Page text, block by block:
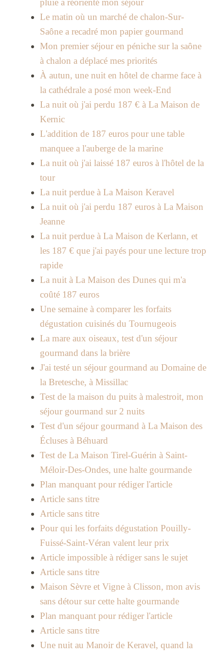
pluie a réorienté mon séjour
Le matin où un marché de chalon-Sur-
Saône a recadré mon papier gourmand
Mon premier séjour en péniche sur la saône
à chalon a déplacé mes priorités
À autun, une nuit en hôtel de charme face à
la cathédrale a posé mon week-End
La nuit où j'ai perdu 187 € à La Maison de
Kernic
L'addition de 187 euros pour une table
manquee a l'auberge de la marine
La nuit où j'ai laissé 187 euros à l'hôtel de la
tour
La nuit perdue à La Maison Keravel
La nuit où j'ai perdu 187 euros à La Maison
Jeanne
La nuit perdue à La Maison de Kerlann, et
les 187 € que j'ai payés pour une lecture trop
rapide
La nuit à La Maison des Dunes qui m'a
coûté 187 euros
Une semaine à comparer les forfaits
dégustation cuisinés du Tournugeois
La mare aux oiseaux, test d'un séjour
gourmand dans la brière
J'ai testé un séjour gourmand au Domaine de
la Bretesche, à Missillac
Test de la maison du puits à malestroit, mon
séjour gourmand sur 2 nuits
Test d'un séjour gourmand à La Maison des
Écluses à Béhuard
Test de La Maison Tirel-Guérin à Saint-
Méloir-Des-Ondes, une halte gourmande
Plan manquant pour rédiger l'article
Article sans titre
Article sans titre
Pour qui les forfaits dégustation Pouilly-
Fuissé-Saint-Véran valent leur prix
Article impossible à rédiger sans le sujet
Article sans titre
Maison Sèvre et Vigne à Clisson, mon avis
sans détour sur cette halte gourmande
Plan manquant pour rédiger l'article
Article sans titre
Une nuit au Manoir de Keravel, quand la